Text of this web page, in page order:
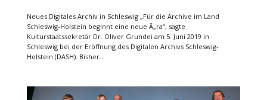
Neues Digitales Archiv in Schleswig „Für die Archive im Land
Schleswig-Holstein beginnt eine neue Ã„ra“, sagte
Kulturstaatssekretär Dr. Oliver Grundei am 5. Juni 2019 in
Schleswig bei der Eröffnung des Digitalen Archivs Schleswig-
Holstein (DASH). Bisher...